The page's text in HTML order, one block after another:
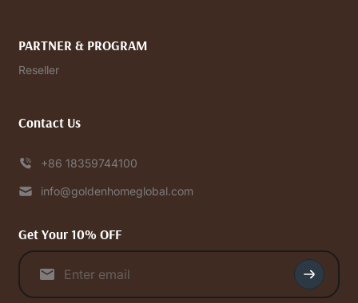
PARTNER & PROGRAM
Reseller
Contact Us
+86 18359744100
info@goldenhomeglobal.com
Get Your 10% OFF